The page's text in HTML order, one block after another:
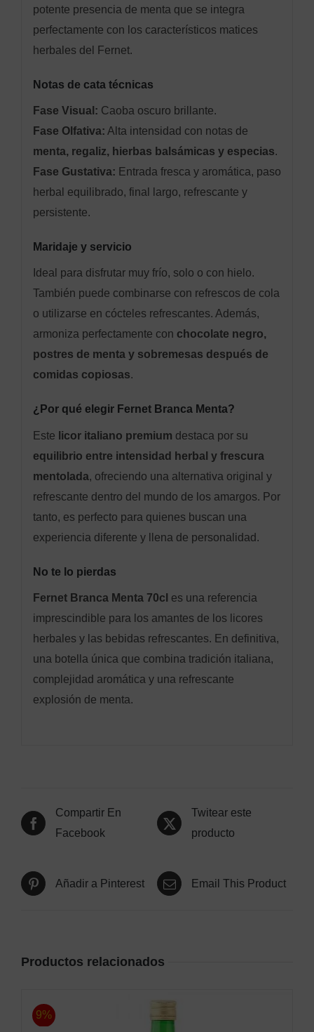
potente presencia de menta que se integra
perfectamente con los característicos matices
herbales del Fernet.
Notas de cata técnicas
Fase Visual: Caoba oscuro brillante.
Fase Olfativa: Alta intensidad con notas de
menta, regaliz, hierbas balsámicas y especias.
Fase Gustativa: Entrada fresca y aromática, paso
herbal equilibrado, final largo, refrescante y
persistente.
Maridaje y servicio
Ideal para disfrutar muy frío, solo o con hielo.
También puede combinarse con refrescos de cola
o utilizarse en cócteles refrescantes. Además,
armoniza perfectamente con chocolate negro,
postres de menta y sobremesas después de
comidas copiosas.
¿Por qué elegir Fernet Branca Menta?
Este licor italiano premium destaca por su
equilibrio entre intensidad herbal y frescura
mentolada, ofreciendo una alternativa original y
refrescante dentro del mundo de los amargos. Por
tanto, es perfecto para quienes buscan una
experiencia diferente y llena de personalidad.
No te lo pierdas
Fernet Branca Menta 70cl es una referencia
imprescindible para los amantes de los licores
herbales y las bebidas refrescantes. En definitiva,
una botella única que combina tradición italiana,
complejidad aromática y una refrescante
explosión de menta.
Compartir En
Facebook
Twitear este
producto
Añadir a Pinterest Email This Product
Productos relacionados
9%